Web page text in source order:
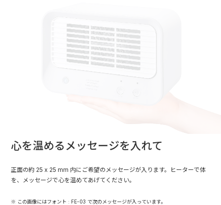
心を温めるメッセージを入れて
正面の約 25 x 25 mm 内にご希望のメッセージが入ります。ヒーターで体
を、メッセージで心を温めてあげてください。
※ この画像にはフォント : FE-03 で次のメッセージが入っています。